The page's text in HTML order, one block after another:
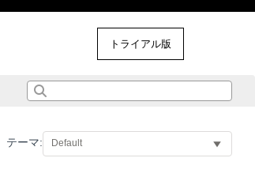
トライアル版
テーマ: